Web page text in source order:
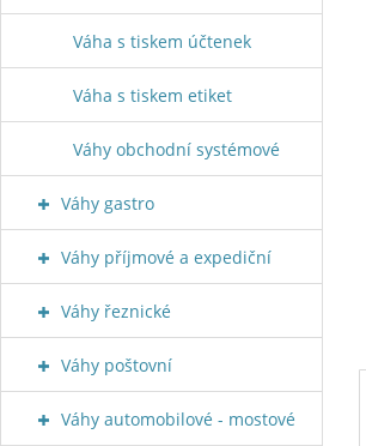
Váha s tiskem účtenek
Váha s tiskem etiket
Váhy obchodní systémové
Váhy gastro
Váhy příjmové a expediční
Váhy řeznické
Váhy poštovní
Váhy automobilové - mostové